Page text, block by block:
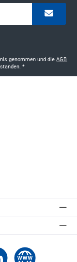
genommen und dieAGB
*
bei LinkedIn
Zur Website von